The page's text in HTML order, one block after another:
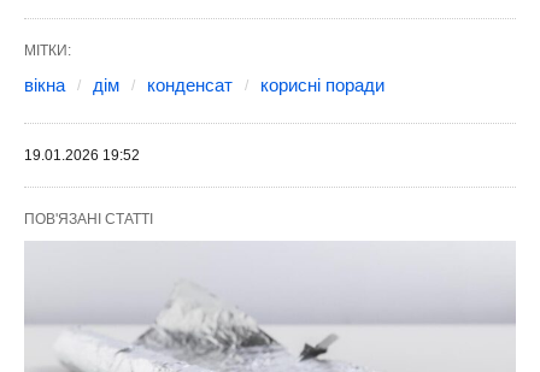
МІТКИ:
вікна дім конденсат корисні поради
19.01.2026 19:52
ПОВ'ЯЗАНІ СТАТТІ